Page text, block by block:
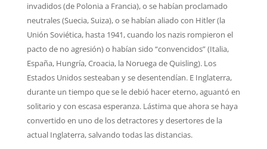
invadidos (de Polonia a Francia), o se habían proclamado
neutrales (Suecia, Suiza), o se habían aliado con Hitler (la
Unión Soviética, hasta 1941, cuando los nazis rompieron el
pacto de no agresión) o habían sido “convencidos” (Italia,
España, Hungría, Croacia, la Noruega de Quisling). Los
Estados Unidos sesteaban y se desentendían. E Inglaterra,
durante un tiempo que se le debió hacer eterno, aguantó en
solitario y con escasa esperanza. Lástima que ahora se haya
convertido en uno de los detractores y desertores de la
actual Inglaterra, salvando todas las distancias.